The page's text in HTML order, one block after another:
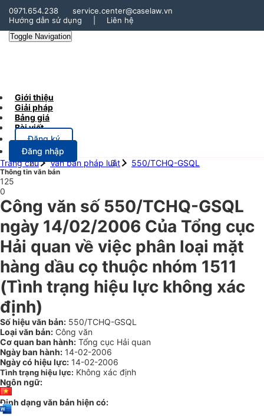
0971.654.238
service.center@caselaw.vn
Hướng dẫn sử dụng
Liên hệ
Toggle Navigation
Giới thiệu
Giải pháp
Bảng giá
Bài viết
Đăng ký
Đăng nhập
Trang chủ
Văn bản pháp luật 550/TCHQ-GSQL
Thông tin văn bản
125
0
Công văn số 550/TCHQ-GSQL
ngày 14/02/2006 Của Tổng cục
Hải quan về việc phân loại mặt
hàng dầu cọ thuộc nhóm 1511
(Tình trạng hiệu lực không xác
định)
Số hiệu văn bản: 550/TCHQ-GSQL
Loại văn bản: Công văn
Cơ quan ban hành: Tổng cục Hải quan
Ngày ban hành: 14-02-2006
Ngày có hiệu lực: 14-02-2006
Tình trạng hiệu lực: Không xác định
Ngôn ngữ:
Định dạng văn bản hiện có: